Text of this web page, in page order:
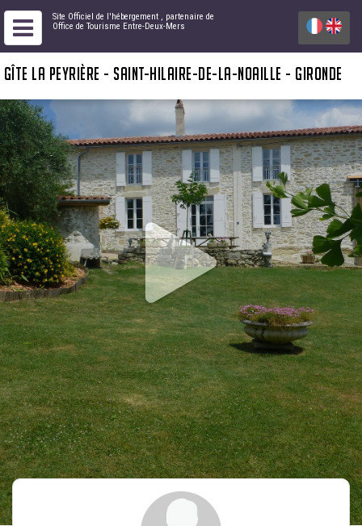
Site Officiel de l'hébergement , partenaire de
Office de Tourisme Entre-Deux-Mers
GÎTE LA PEYRIÈRE - SAINT-HILAIRE-DE-LA-NOAILLE - GIRONDE